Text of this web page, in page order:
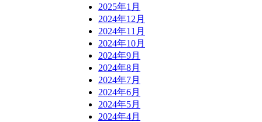
2025年1月
2024年12月
2024年11月
2024年10月
2024年9月
2024年8月
2024年7月
2024年6月
2024年5月
2024年4月